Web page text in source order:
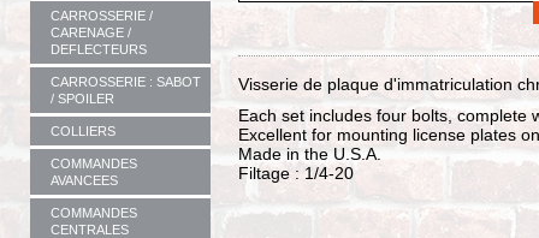
CARROSSERIE /
CARENAGE /
DEFLECTEURS
CARROSSERIE : SABOT
/ SPOILER
COLLIERS
COMMANDES
AVANCEES
COMMANDES
CENTRALES
Visserie de plaque d'immatriculation
Each set includes four bolts, complete
Excellent for mounting license plates
Made in the U.S.A.
Filtage : 1/4-20